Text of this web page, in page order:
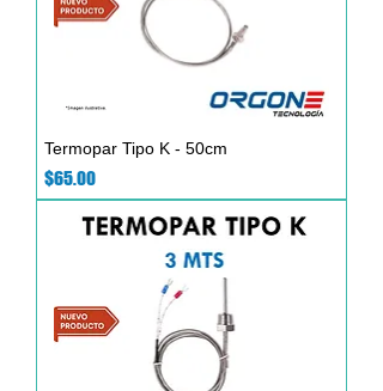
Termopar Tipo K - 50cm
Precio
$65.00